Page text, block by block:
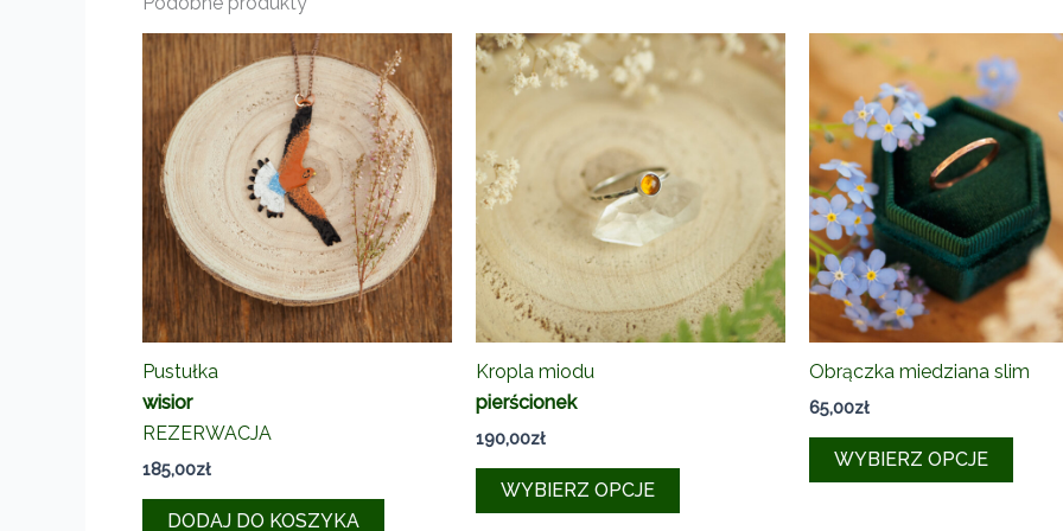
Pustułka
wisior
REZERWACJA
185,00zł
DODAJ DO KOSZYKA
Kropla miodu
pierścionek
190,00zł
WYBIERZ OPCJE
Ten
Obrączka miedziana slim
65,00zł
WYBIERZ OPCJE
Ten